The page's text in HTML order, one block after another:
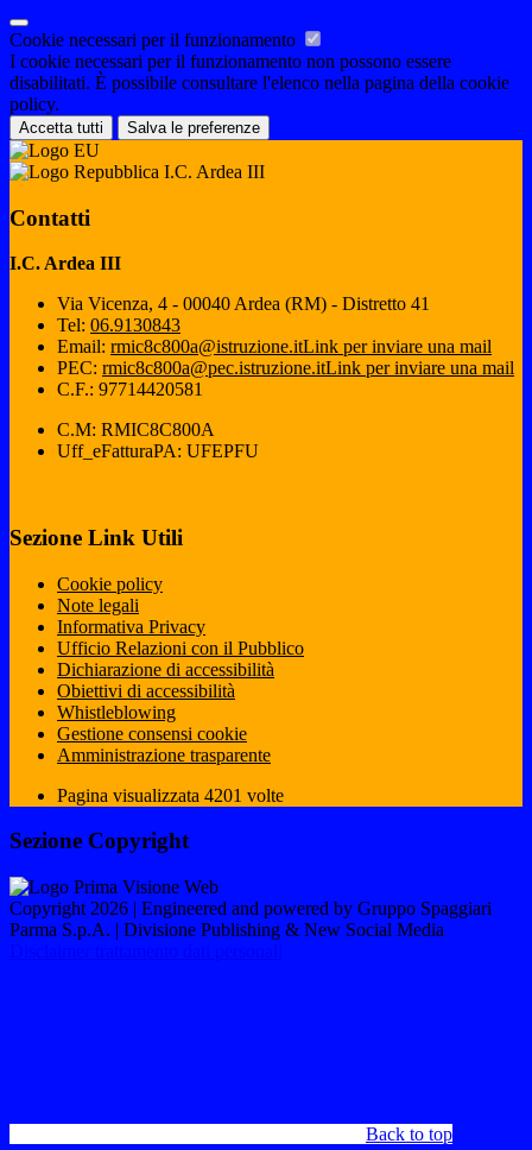
Cookie necessari per il funzionamento
I cookie necessari per il funzionamento non possono essere
disabilitati. È possibile consultare l'elenco nella pagina della cookie
policy.
Accetta tutti Salva le preferenze
I.C. Ardea III
Contatti
I.C. Ardea III
Via Vicenza, 4 - 00040 Ardea (RM) - Distretto 41
Tel: 06.9130843
Email: rmic8c800a@istruzione.itLink per inviare una mail
PEC: rmic8c800a@pec.istruzione.itLink per inviare una mail
C.F.: 97714420581
C.M: RMIC8C800A
Uff_eFatturaPA: UFEPFU
Sezione Link Utili
Cookie policy
Note legali
Informativa Privacy
Ufficio Relazioni con il Pubblico
Dichiarazione di accessibilità
Obiettivi di accessibilità
Whistleblowing
Gestione consensi cookie
Amministrazione trasparente
Pagina visualizzata 4201 volte
Sezione Copyright
Copyright 2026 | Engineered and powered by Gruppo Spaggiari
Parma S.p.A. | Divisione Publishing & New Social Media
Back to top